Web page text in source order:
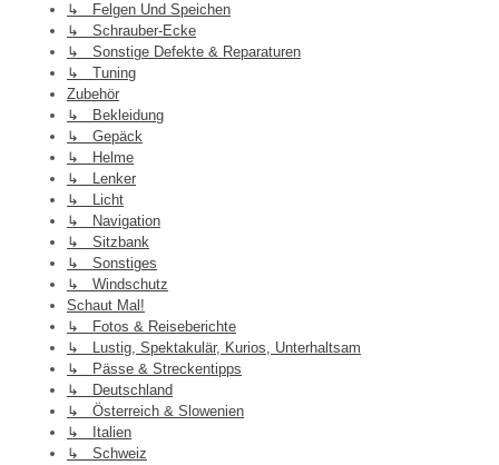
↳ Felgen Und Speichen
↳ Schrauber-Ecke
↳ Sonstige Defekte & Reparaturen
↳ Tuning
Zubehör
↳ Bekleidung
↳ Gepäck
↳ Helme
↳ Lenker
↳ Licht
↳ Navigation
↳ Sitzbank
↳ Sonstiges
↳ Windschutz
Schaut Mal!
↳ Fotos & Reiseberichte
↳ Lustig, Spektakulär, Kurios, Unterhaltsam
↳ Pässe & Streckentipps
↳ Deutschland
↳ Österreich & Slowenien
↳ Italien
↳ Schweiz